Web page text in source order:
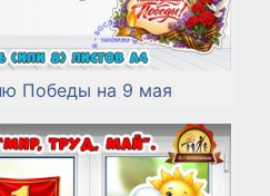
Победы на 9 мая